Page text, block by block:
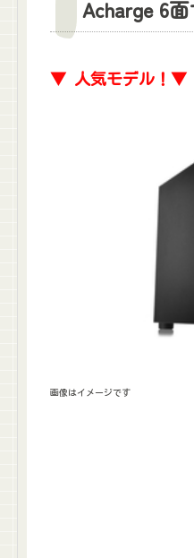
Acharge 6
▼ 人気モデル！▼
画像はイメージです